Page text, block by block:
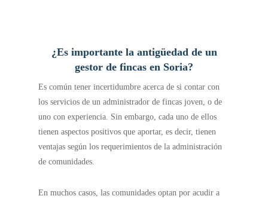
¿Es importante la antigüedad de un
gestor de fincas en Soria?
Es común tener incertidumbre acerca de si contar con
los servicios de un administrador de fincas joven, o de
uno con experiencia. Sin embargo, cada uno de ellos
tienen aspectos positivos que aportar, es decir, tienen
ventajas según los requerimientos de la administración
de comunidades.
En muchos casos, las comunidades optan por acudir a